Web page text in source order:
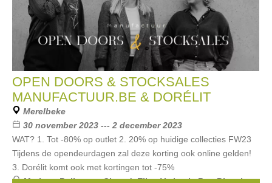
OPEN DOORS & STOCKSALES
MANUFACTUUR.BE & DORÉLIT
Merelbeke
30 november 2023 --- 2 december 2023
WAT? 1. Tot -80% op outlet 2. 20% op huidige collecties FW23
Tijdens de opendeurdagen zal deze korting ook online gelden!
3. Dorélit komt ook met kortingen tot -75%